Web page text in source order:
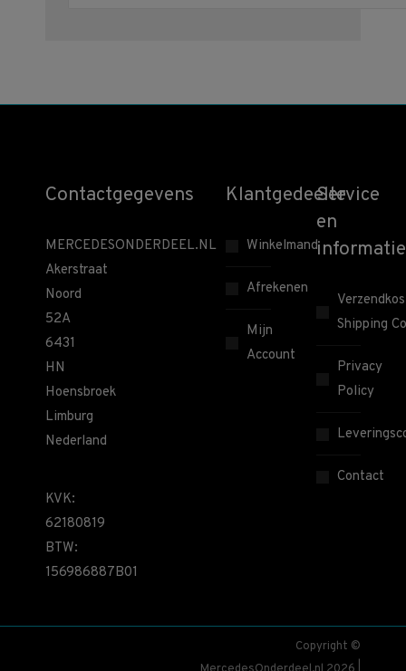
Contactgegevens
MERCEDESONDERDEEL.NL
Akerstraat
Noord
52A
6431
HN
Hoensbroek
Limburg
Nederland
KVK:
62180819
BTW:
156986887B01
Klantgedeelte
Winkelmand
Afrekenen
Mijn
Account
Service
en
informatie
Shipping
Privacy
Policy
Contact
Copyright ©